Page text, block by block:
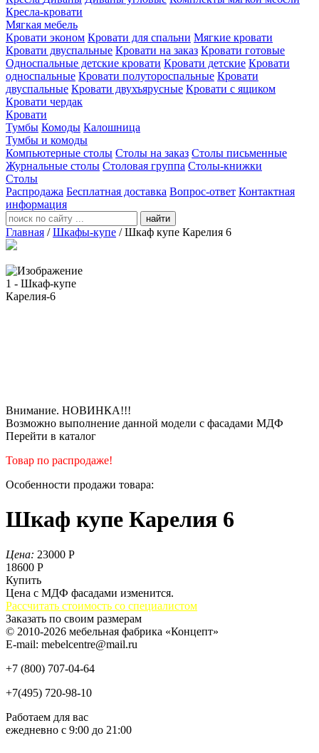
Кресла-кровати
Мягкая мебель
Кровати эконом Кровати для спальни Мягкие кровати
Кровати двуспальные Кровати на заказ Кровати готовые
Односпальные детские кровати Кровати детские Кровати
односпальные Кровати полутороспальные Кровати
двуспальные Кровати двухъярусные Кровати с ящиком
Кровати чердак
Кровати
Тумбы Комоды Калошница
Тумбы и комоды
Компьютерные столы Столы на заказ Столы письменные
Журнальные столы Столовая группа Столы-книжки
Столы
Распродажа Бесплатная доставка Вопрос-ответ Контактная
информация
найти
Главная /Шкафы-купе /Шкаф купе Карелия 6
Внимание. НОВИНКА!!!
Возможно выполнение данной модели с фасадами МДФ
Перейти в каталог
Товар по распродаже!
Особенности продажи товара:
Шкаф купе Карелия 6
Цена: 23000 Р
18600 Р
Купить
Цена с МДФ фасадами изменится.
Рассчитать стоимость со специалистом
Заказать по своим размерам
© 2010-2026 мебельная фабрика «Концепт»
E-mail: mebelcentre@mail.ru
+7 (800) 707-04-64
+7(495) 720-98-10
Работаем для вас
ежедневно с 9:00 до 21:00